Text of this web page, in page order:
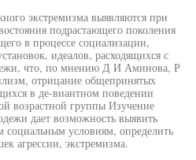
экстремизма выявляются при
подрастающего поколения
в процессе социализации,
идеалов, расходящихся с
что, по мнению Д И Аминова, Р
отрицание общепринятых
в де-виантном поведении
возрастной группы Изучение
дает возможность выявить
социальным условиям, определить
агрессии, экстремизма.